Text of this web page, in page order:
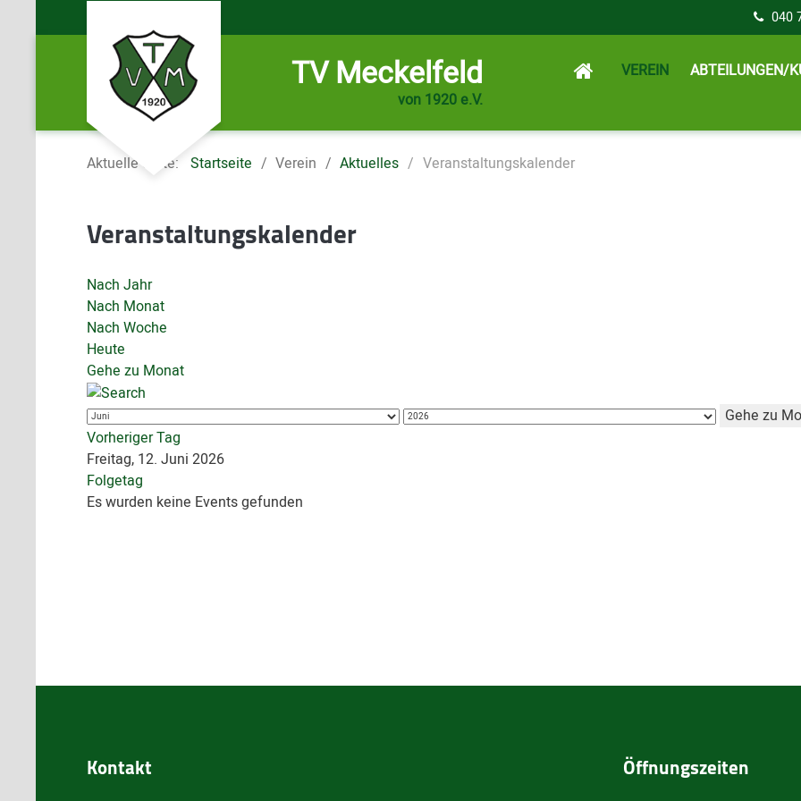
040
TV Meckelfeld
von 1920 e.V.
VEREIN ABTEILUNGEN/
Aktuelle Seite: Startseite Verein Aktuelles Veranstaltungskalender
Veranstaltungskalender
Nach Jahr
Nach Monat
Nach Woche
Heute
Gehe zu Monat
Gehe zu
Vorheriger Tag
Freitag, 12. Juni 2026
Folgetag
Es wurden keine Events gefunden
Kontakt Öffnungszeiten